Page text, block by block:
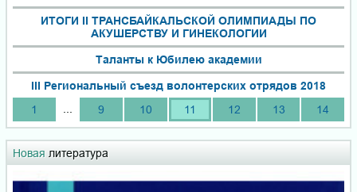
ИТОГИ II ТРАНСБАЙКАЛЬСКОЙ ОЛИМПИАДЫ ПО
АКУШЕРСТВУ И ГИНЕКОЛОГИИ
Таланты к Юбилею академии
III Региональный съезд волонтерских отрядов 2018
1
9 10 11 12 13 14
Новая литература